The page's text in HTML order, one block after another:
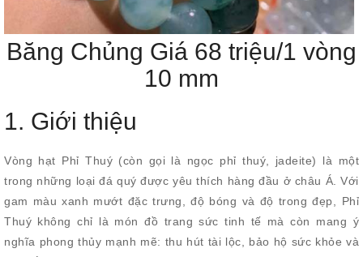
Băng Chủng Giá 68 triệu/1 vòng
10 mm
1. Giới thiệu
Vòng hạt Phỉ Thuý (còn gọi là ngọc phỉ thuý, jadeite) là một
trong những loại đá quý được yêu thích hàng đầu ở châu Á. Với
gam màu xanh mướt đặc trưng, độ bóng và độ trong đẹp, Phỉ
Thuý không chỉ là món đồ trang sức tinh tế mà còn mang ý
nghĩa phong thủy mạnh mẽ: thu hút tài lộc, bảo hộ sức khỏe và